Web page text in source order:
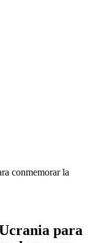
conmemorar la
para